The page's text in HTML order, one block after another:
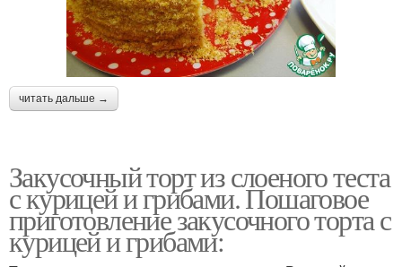
читать дальше →
Закусочный торт из слоеного теста
с курицей и грибами. Пошаговое
приготовление закусочного торта с
курицей и грибами: